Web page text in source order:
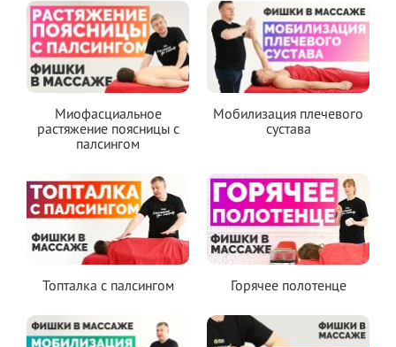
Миофасциальное
растяжение поясницы с
палсингом
Мобилизация плечевого
сустава
Топталка с палсингом Горячее полотенце